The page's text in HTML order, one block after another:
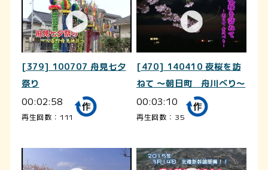
[379] 100707 舟見七夕
祭り
00:02:58
再生回数：111
[470] 140410 夜桜を訪
ねて ～朝日町 舟川べり～
00:03:10
再生回数：35